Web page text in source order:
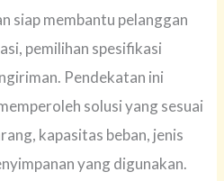
siap membantu pelanggan
pemilihan spesifikasi
Pendekatan ini
solusi yang sesuai
kapasitas beban, jenis
yang digunakan.